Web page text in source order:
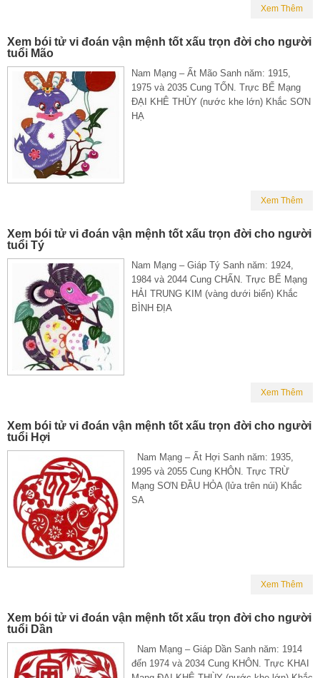
Xem Thêm
Xem bói tử vi đoán vận mệnh tốt xấu trọn đời cho người
tuổi Mão
Nam Mạng – Ất Mão Sanh năm: 1915,
1975 và 2035 Cung TỐN. Trực BẾ Mạng
ĐẠI KHÊ THỦY (nước khe lớn) Khắc SƠN
HẠ
Xem Thêm
Xem bói tử vi đoán vận mệnh tốt xấu trọn đời cho người
tuổi Tý
Nam Mạng – Giáp Tý Sanh năm: 1924,
1984 và 2044 Cung CHẤN. Trực BẾ Mạng
HẢI TRUNG KIM (vàng dưới biển) Khắc
BÌNH ĐỊA
Xem Thêm
Xem bói tử vi đoán vận mệnh tốt xấu trọn đời cho người
tuổi Hợi
Nam Mạng – Ất Hợi Sanh năm: 1935,
1995 và 2055 Cung KHÔN. Trực TRỪ
Mạng SƠN ĐẦU HỎA (lửa trên núi) Khắc
SA
Xem Thêm
Xem bói tử vi đoán vận mệnh tốt xấu trọn đời cho người
tuổi Dần
Nam Mạng – Giáp Dần Sanh năm: 1914
đến 1974 và 2034 Cung KHÔN. Trực KHAI